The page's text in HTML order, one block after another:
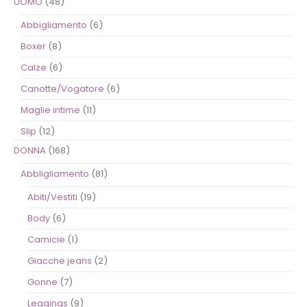
Abbigliamento (6)
Boxer (8)
Calze (6)
Canotte/Vogatore (6)
Maglie intime (11)
Slip (12)
DONNA (168)
Abbligliamento (81)
Abiti/Vestiti (19)
Body (6)
Camicie (1)
Giacche jeans (2)
Gonne (7)
Leggings (9)